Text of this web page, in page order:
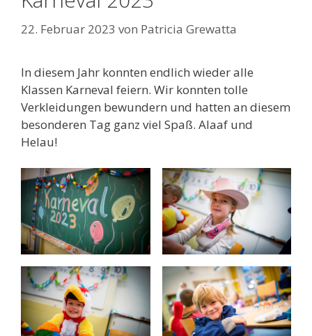
22. Februar 2023 von Patricia Grewatta
In diesem Jahr konnten endlich wieder alle
Klassen Karneval feiern. Wir konnten tolle
Verkleidungen bewundern und hatten an diesem
besonderen Tag ganz viel Spaß. Alaaf und
Helau!